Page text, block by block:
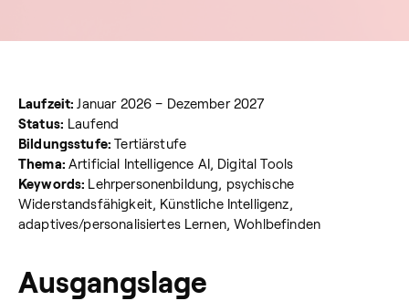
Laufzeit:Januar 2026 – Dezember 2027
Status: Laufend
Bildungsstufe:Tertiärstufe
Thema:Artificial Intelligence AI, Digital Tools
Keywords: Lehrpersonenbildung, psychische
Widerstandsfähigkeit, Künstliche Intelligenz,
adaptives/personalisiertes Lernen, Wohlbefinden
Ausgangslage